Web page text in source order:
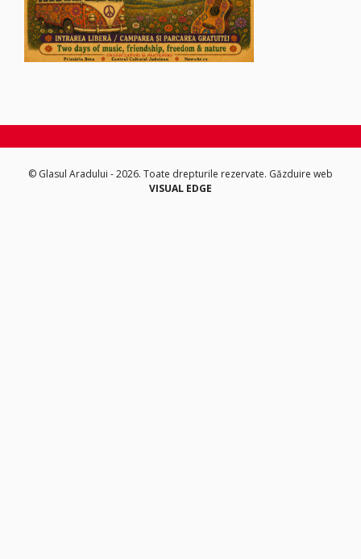
© Glasul Aradului - 2026. Toate drepturile rezervate. Găzduire web
VISUAL EDGE